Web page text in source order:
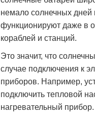
немало солнечных дней
функционируют даже в
кораблей и станций.
Это значит, что
случае подключения к
приборов. Например,
подключить тепловой
нагревательный прибор.